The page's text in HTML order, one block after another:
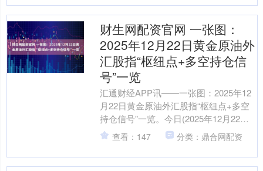
财生网配资官网 一张图：
2025年12月22日黄金原油外
汇股指“枢纽点+多空持仓信
号”一览
汇通财经APP讯——一张图：2025年12
月22日黄金原油外汇股指“枢纽点+多空
持仓信号”一览。今日(2025年12月22日
周一)最新出炉的数据显示，截止刚
刚，....
查看：147 分类：鼎合网配资